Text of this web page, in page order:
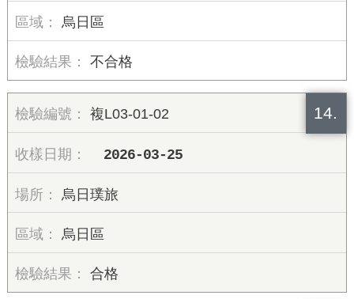
烏日區
不合格
14.
複L03-01-02
2026-03-25
烏日璞旅
烏日區
合格